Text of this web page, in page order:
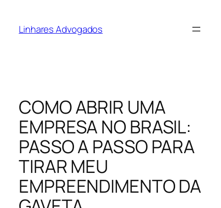
Linhares Advogados
COMO ABRIR UMA
EMPRESA NO BRASIL:
PASSO A PASSO PARA
TIRAR MEU
EMPREENDIMENTO DA